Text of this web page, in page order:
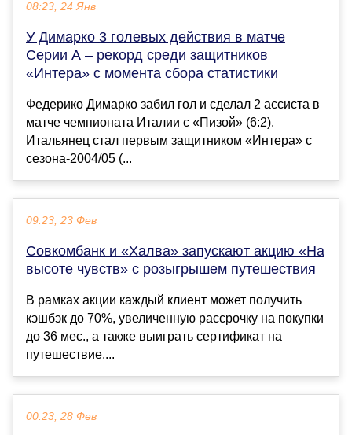
08:23, 24 Янв
У Димарко 3 голевых действия в матче
Серии А – рекорд среди защитников
«Интера» с момента сбора статистики
Федерико Димарко забил гол и сделал 2 ассиста в
матче чемпионата Италии с «Пизой» (6:2).
Итальянец стал первым защитником «Интера» с
сезона-2004/05 (...
09:23, 23 Фев
Совкомбанк и «Халва» запускают акцию «На
высоте чувств» с розыгрышем путешествия
В рамках акции каждый клиент может получить
кэшбэк до 70%, увеличенную рассрочку на покупки
до 36 мес., а также выиграть сертификат на
путешествие....
00:23, 28 Фев